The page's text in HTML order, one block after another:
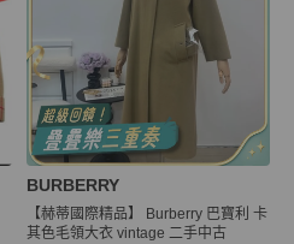
BURBERRY
【赫蒂國際精品】 Burberry 巴寶利 卡
其色毛領大衣 vintage 二手中古